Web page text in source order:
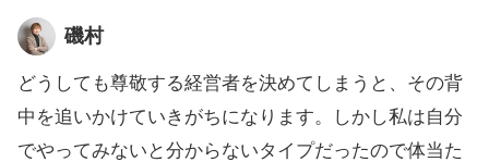
磯村
どうしても尊敬する経営者を決めてしまうと、その背
中を追いかけていきがちになります。しかし私は自分
でやってみないと分からないタイプだったので体当た